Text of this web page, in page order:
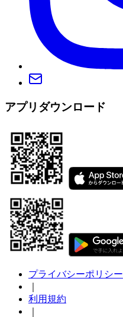
アプリダウンロード
プライバシーポリシー
利用規約